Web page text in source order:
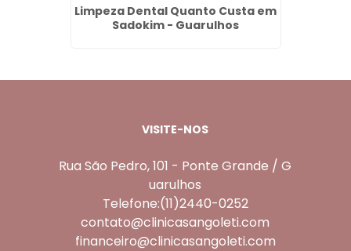
Limpeza Dental Quanto Custa em
Sadokim - Guarulhos
VISITE-NOS
Rua São Pedro, 101 - Ponte Grande / G
uarulhos
Telefone:(11)2440-0252
contato@clinicasangoleti.com
financeiro@clinicasangoleti.com